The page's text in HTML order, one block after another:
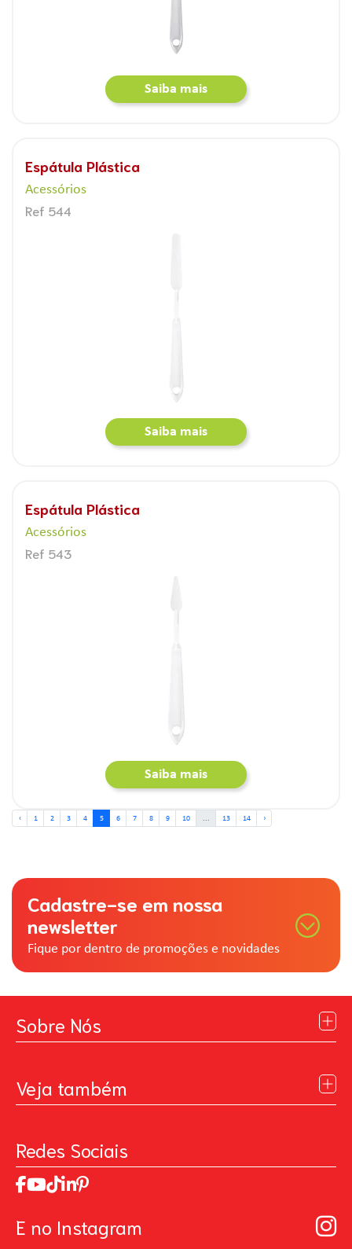
Saiba mais
Espátula Plástica
Acessórios
Ref 544
Saiba mais
Espátula Plástica
Acessórios
Ref 543
Saiba mais
‹ 1 2 3 4 5 6 7 8 9 10 ... 13 14 ›
Cadastre-se em nossa
newsletter
Fique por dentro de promoções e novidades
Sobre Nós
Contato
Trabalhe Conosco
Relatório de Sustentabilidade 2025
Código de ética
Acionistas
Veja também
Pintando o Futuro
MasterChef
Art Of Love
Seja um distribuidor de Limpeza Profissional
Redes Sociais
E no Instagram